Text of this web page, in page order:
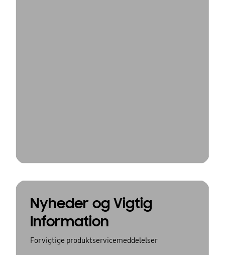
Nyheder og Vigtig
Information
For vigtige produktservicemeddelelser